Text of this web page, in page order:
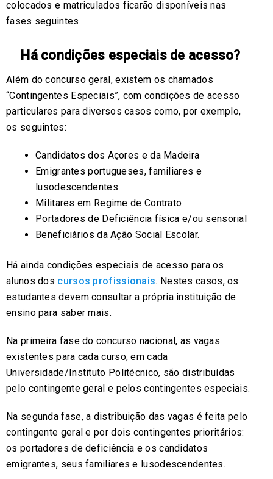
colocados e matriculados ficarão disponíveis nas
fases seguintes.
Há condições especiais de acesso?
Além do concurso geral, existem os chamados
“Contingentes Especiais”, com condições de acesso
particulares para diversos casos como, por exemplo,
os seguintes:
Candidatos dos Açores e da Madeira
Emigrantes portugueses, familiares e
lusodescendentes
Militares em Regime de Contrato
Portadores de Deficiência física e/ou sensorial
Beneficiários da Ação Social Escolar.
Há ainda condições especiais de acesso para os
alunos dos cursos profissionais. Nestes casos, os
estudantes devem consultar a própria instituição de
ensino para saber mais.
Na primeira fase do concurso nacional, as vagas
existentes para cada curso, em cada
Universidade/Instituto Politécnico, são distribuídas
pelo contingente geral e pelos contingentes especiais.
Na segunda fase, a distribuição das vagas é feita pelo
contingente geral e por dois contingentes prioritários:
os portadores de deficiência e os candidatos
emigrantes, seus familiares e lusodescendentes.